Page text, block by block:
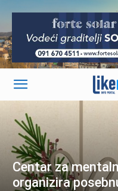
Centar za
organizira